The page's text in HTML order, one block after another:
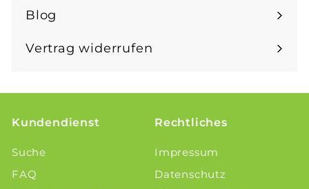
maximieren
Blog
Vertrag widerrufen
Kundendienst
Suche
FAQ
Rechtliches
Impressum
Datenschutz